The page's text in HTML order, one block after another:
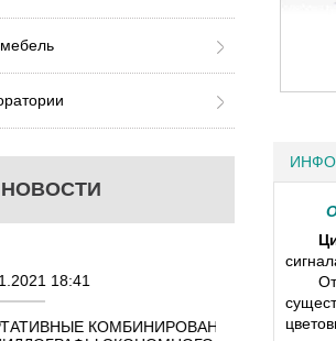
НОВОСТИ
КОМБИНИРОВАННЫЕ
02.08.2021